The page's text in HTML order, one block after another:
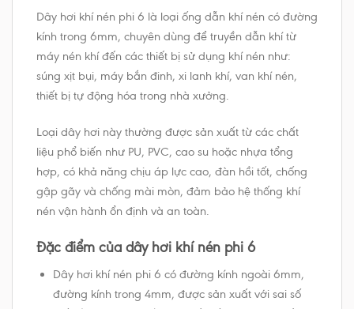
Dây hơi khí nén phi 6 là loại ống dẫn khí nén có đường
kính trong 6mm, chuyên dùng để truyền dẫn khí từ
máy nén khí đến các thiết bị sử dụng khí nén như:
súng xịt bụi, máy bắn đinh, xi lanh khí, van khí nén,
thiết bị tự động hóa trong nhà xưởng.
Loại dây hơi này thường được sản xuất từ các chất
liệu phổ biến như PU, PVC, cao su hoặc nhựa tổng
hợp, có khả năng chịu áp lực cao, đàn hồi tốt, chống
gập gãy và chống mài mòn, đảm bảo hệ thống khí
nén vận hành ổn định và an toàn.
Đặc điểm của dây hơi khí nén phi 6
Dây hơi khí nén phi 6 có đường kính ngoài 6mm,
đường kính trong 4mm, được sản xuất với sai số